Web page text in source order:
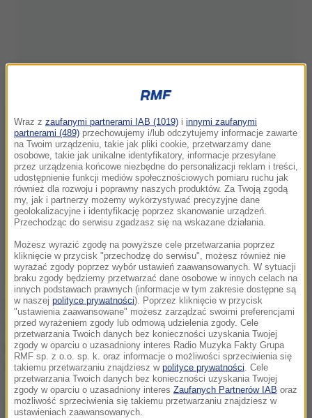
Ostrzeżenie obowiązuje do jutra. Miejscami opady są
i będą bardzo intensywne. Stąd pogotowie
przeciwpowodziowe w Żywcu. Woda podmyła tam
m.in. plac budowy szpitala.
Z kolei w Trzebini w nocy wylał niewielki potok.
Wraz z zaufanymi partnerami IAB (1019) i innymi zaufanymi
partnerami (489) przechowujemy i/lub odczytujemy informacje zawarte
na Twoim urządzeniu, takie jak pliki cookie, przetwarzamy dane
osobowe, takie jak unikalne identyfikatory, informacje przesyłane
przez urządzenia końcowe niezbędne do personalizacji reklam i treści,
udostępnienie funkcji mediów społecznościowych pomiaru ruchu jak
również dla rozwoju i poprawny naszych produktów. Za Twoją zgodą
my, jak i partnerzy możemy wykorzystywać precyzyjne dane
geolokalizacyjne i identyfikację poprzez skanowanie urządzeń.
Przechodząc do serwisu zgadzasz się na wskazane działania.
Możesz wyrazić zgodę na powyższe cele przetwarzania poprzez
kliknięcie w przycisk "przechodzę do serwisu", możesz również nie
wyrażać zgody poprzez wybór ustawień zaawansowanych. W sytuacji
braku zgody będziemy przetwarzać dane osobowe w innych celach na
innych podstawach prawnych (informacje w tym zakresie dostępne są
w naszej polityce prywatności). Poprzez kliknięcie w przycisk
"ustawienia zaawansowane" możesz zarządzać swoimi preferencjami
przed wyrażeniem zgody lub odmową udzielenia zgody. Cele
przetwarzania Twoich danych bez konieczności uzyskania Twojej
zgody w oparciu o uzasadniony interes Radio Muzyka Fakty Grupa
RMF sp. z o.o. sp. k. oraz informacje o możliwości sprzeciwienia się
takiemu przetwarzaniu znajdziesz w polityce prywatności . Cele
przetwarzania Twoich danych bez konieczności uzyskania Twojej
zgody w oparciu o uzasadniony interes Zaufanych Partnerów IAB oraz
możliwość sprzeciwienia się takiemu przetwarzaniu znajdziesz w
ustawieniach zaawansowanych.